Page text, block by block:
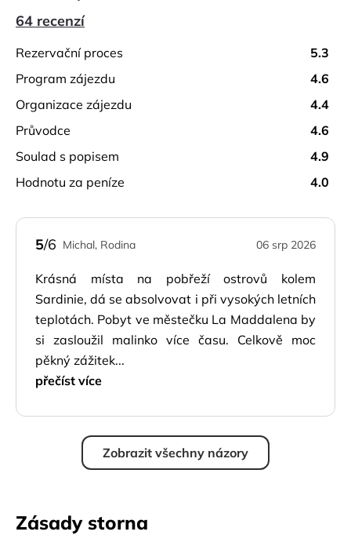
64 recenzí
rezervační proces
5.3
program zájezdu
4.6
organizace zájezdu
4.4
průvodce
4.6
soulad s popisem
4.9
hodnotu za peníze
4.0
5/6 Michal, Rodina 06 srp 2026
Krásná místa na pobřeží ostrovů kolem
Sardinie, dá se absolvovat i při vysokých letních
teplotách. Pobyt ve městečku La Maddalena by
si zasloužil malinko více času. Celkově moc
pěkný zážitek...
přečíst více
Zobrazit všechny názory
Zásady storna